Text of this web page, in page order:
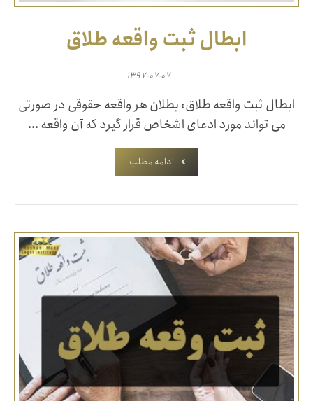
ابطال ثبت واقعه طلاق
۱۳۹۷-۰۷-۰۷
ابطال ثبت واقعه طلاق: بطلان هر واقعه حقوقی در صورتی
می تواند مورد ادعای اشخاص قرار گیرد که آن واقعه ...
ادامه مطلب